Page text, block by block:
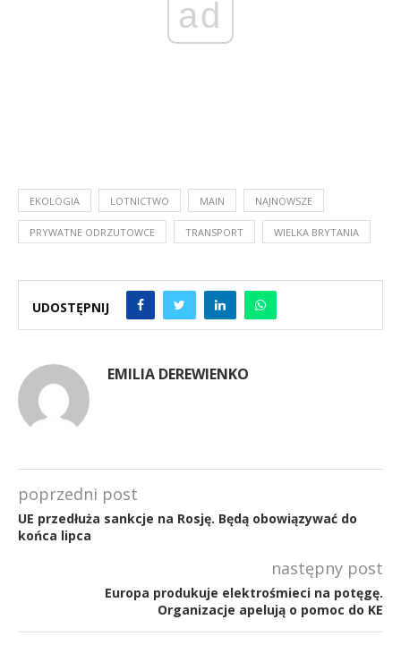
ad
EKOLOGIA LOTNICTWO MAIN NAJNOWSZE
PRYWATNE ODRZUTOWCE TRANSPORT WIELKA BRYTANIA
UDOSTĘPNIJ
EMILIA DEREWIENKO
poprzedni post
UE przedłuża sankcje na Rosję. Będą obowiązywać do
końca lipca
następny post
Europa produkuje elektrośmieci na potęgę.
Organizacje apelują o pomoc do KE